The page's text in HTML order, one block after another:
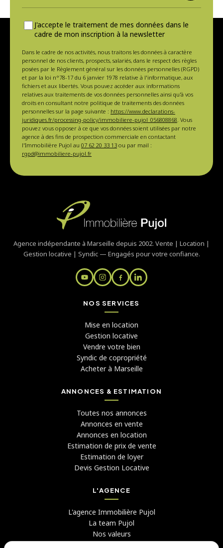
J'accepte le traitement de mes données dans le
cadre de mon inscription à la newsletter
Dans le cadre de nos activités, nous traitons les données à caractère
personnel de nos clients, prospects, salariés, dans le respect des règles
posées par le Règlement général sur les données personnelles (RGPD)
et par la loi n°78-17 du 6 janvier 1978 relative à l'informatique, aux
fichiers et aux libertés. Vous pouvez accéder aux informations
relatives aux traitements de vos données personnelles ainsi qu'à vos
droits en consultant notre politique de traitements des données
personnelles sur la page suivante : https://www.declarations-
juridiques.fr/processing-policy/immobiliere-pujol_056808868. Vous
pouvez vous opposer à ce que vos données soient utilisées par notre
agence à des fins de prospection commerciale en contactant
l'Immobilière Pujol au 07 62 20 33 13 ou par mail :
rgpd@immobiliere-pujol.fr
Agence indépendante à Marseille depuis 2002. Vente | Location |
Gestion locative | Syndic — Engagés pour votre confiance.
NOS SERVICES
Mise en location
Gestion locative
Vendre votre bien
Syndic de copropriété
Acheter à Marseille
ANNONCES & ESTIMATION
Toutes nos annonces
Annonces en vente
Annonces en location
Estimation de prix de vente
Estimation de loyer
Devis Gestion Locative
L'AGENCE
L'agence Immobilière Pujol
La team Pujol
Nos valeurs
Avis clients